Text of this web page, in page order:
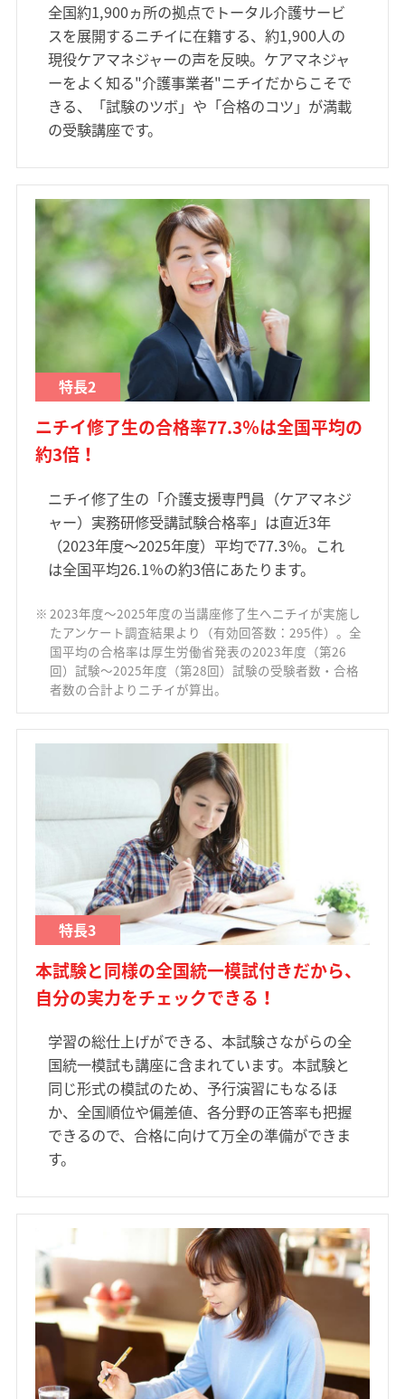
全国約1,900ヵ所の拠点でトータル介護サービ
スを展開するニチイに在籍する、約1,900人の
現役ケアマネジャーの声を反映。ケアマネジャ
ーをよく知る"介護事業者"ニチイだからこそで
きる、「試験のツボ」や「合格のコツ」が満載
の受験講座です。
特長2
ニチイ修了生の合格率77.3％は全国平均の
約3倍！
ニチイ修了生の「介護支援専門員（ケアマネジ
ャー）実務研修受講試験合格率」は直近3年
（2023年度～2025年度）平均で77.3％。これ
は全国平均26.1％の約3倍にあたります。
2023年度～2025年度の当講座修了生へニチイが実施し
たアンケート調査結果より（有効回答数：295件）。全
国平均の合格率は厚生労働省発表の2023年度（第26
回）試験～2025年度（第28回）試験の受験者数・合格
者数の合計よりニチイが算出。
特長3
本試験と同様の全国統一模試付きだから、
自分の実力をチェックできる！
学習の総仕上げができる、本試験さながらの全
国統一模試も講座に含まれています。本試験と
同じ形式の模試のため、予行演習にもなるほ
か、全国順位や偏差値、各分野の正答率も把握
できるので、合格に向けて万全の準備ができま
す。